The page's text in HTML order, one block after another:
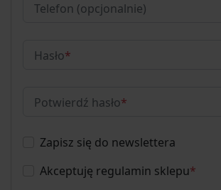
Telefon (opcjonalnie)
Hasło*
Potwierdź hasło*
Zapisz się do newslettera
Akceptuję regulamin sklepu*